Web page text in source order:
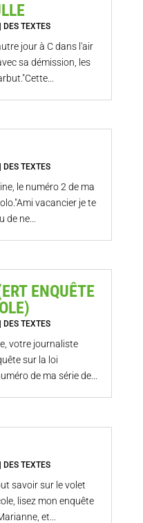
DES TEXTES
jour à C dans l'air
sa démission, les
DES TEXTES
le numéro 2 de ma
vacancier je te
de ne...
ENQUÊTE
DES TEXTES
votre journaliste
sur la loi
de ma série de...
DES TEXTES
savoir sur le volet
lisez mon enquête
et...